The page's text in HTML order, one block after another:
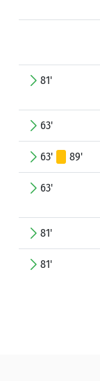
81'
63'
63' 89'
63'
81'
81'